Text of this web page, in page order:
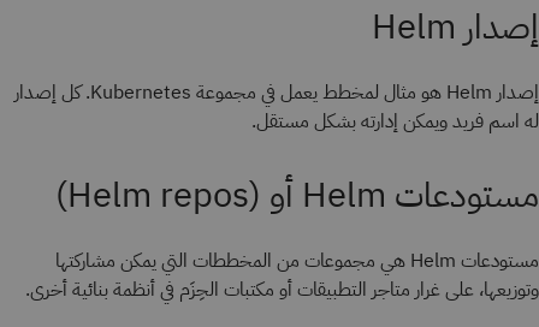
إصدار Helm
إصدار Helm هو مثال لمخطط يعمل في مجموعة Kubernetes. كل إصدار
له اسم فريد ويمكن إدارته بشكل مستقل.
مستودعات Helm أو (Helm repos)
مستودعات Helm هي مجموعات من المخططات التي يمكن مشاركتها
وتوزيعها، على غرار متاجر التطبيقات أو مكتبات الحِزَم في أنظمة بنائية أخرى.